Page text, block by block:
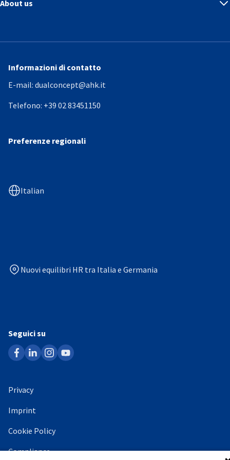
About us
Informazioni di contatto
E-mail: dualconcept@ahk.it
Telefono: +39 02 83451150
Preferenze regionali
Italian
Nuovi equilibri HR tra Italia e Germania
Seguici su
facebook
linkedininstagram
youtube
Privacy
Imprint
Cookie Policy
Compliance